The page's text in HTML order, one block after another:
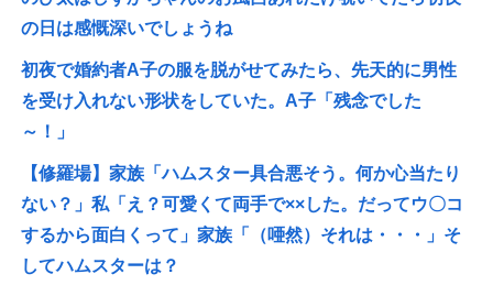
の日は感慨深いでしょうね
初夜で婚約者A子の服を脱がせてみたら、先天的に男性
を受け入れない形状をしていた。A子「残念でした
～！」
【修羅場】家族「ハムスター具合悪そう。何か心当たり
ない？」私「え？可愛くて両手で××した。だってウ〇コ
するから面白くって」家族「（唖然）それは・・・」そ
してハムスターは？